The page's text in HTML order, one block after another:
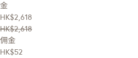
金
HK$2,618
HK$2,618
佣金
HK$52